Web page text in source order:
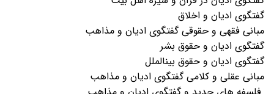
گفتگوی ادیان و اخلاق
مبانی فقهی و حقوقی گفتگوی ادیان و مذاهب
گفتگوی ادیان و حقوق بشر
گفتگوی ادیان و حقوق بین­الملل
مبانی عقلی و کلامی گفتگوی ادیان و مذاهب